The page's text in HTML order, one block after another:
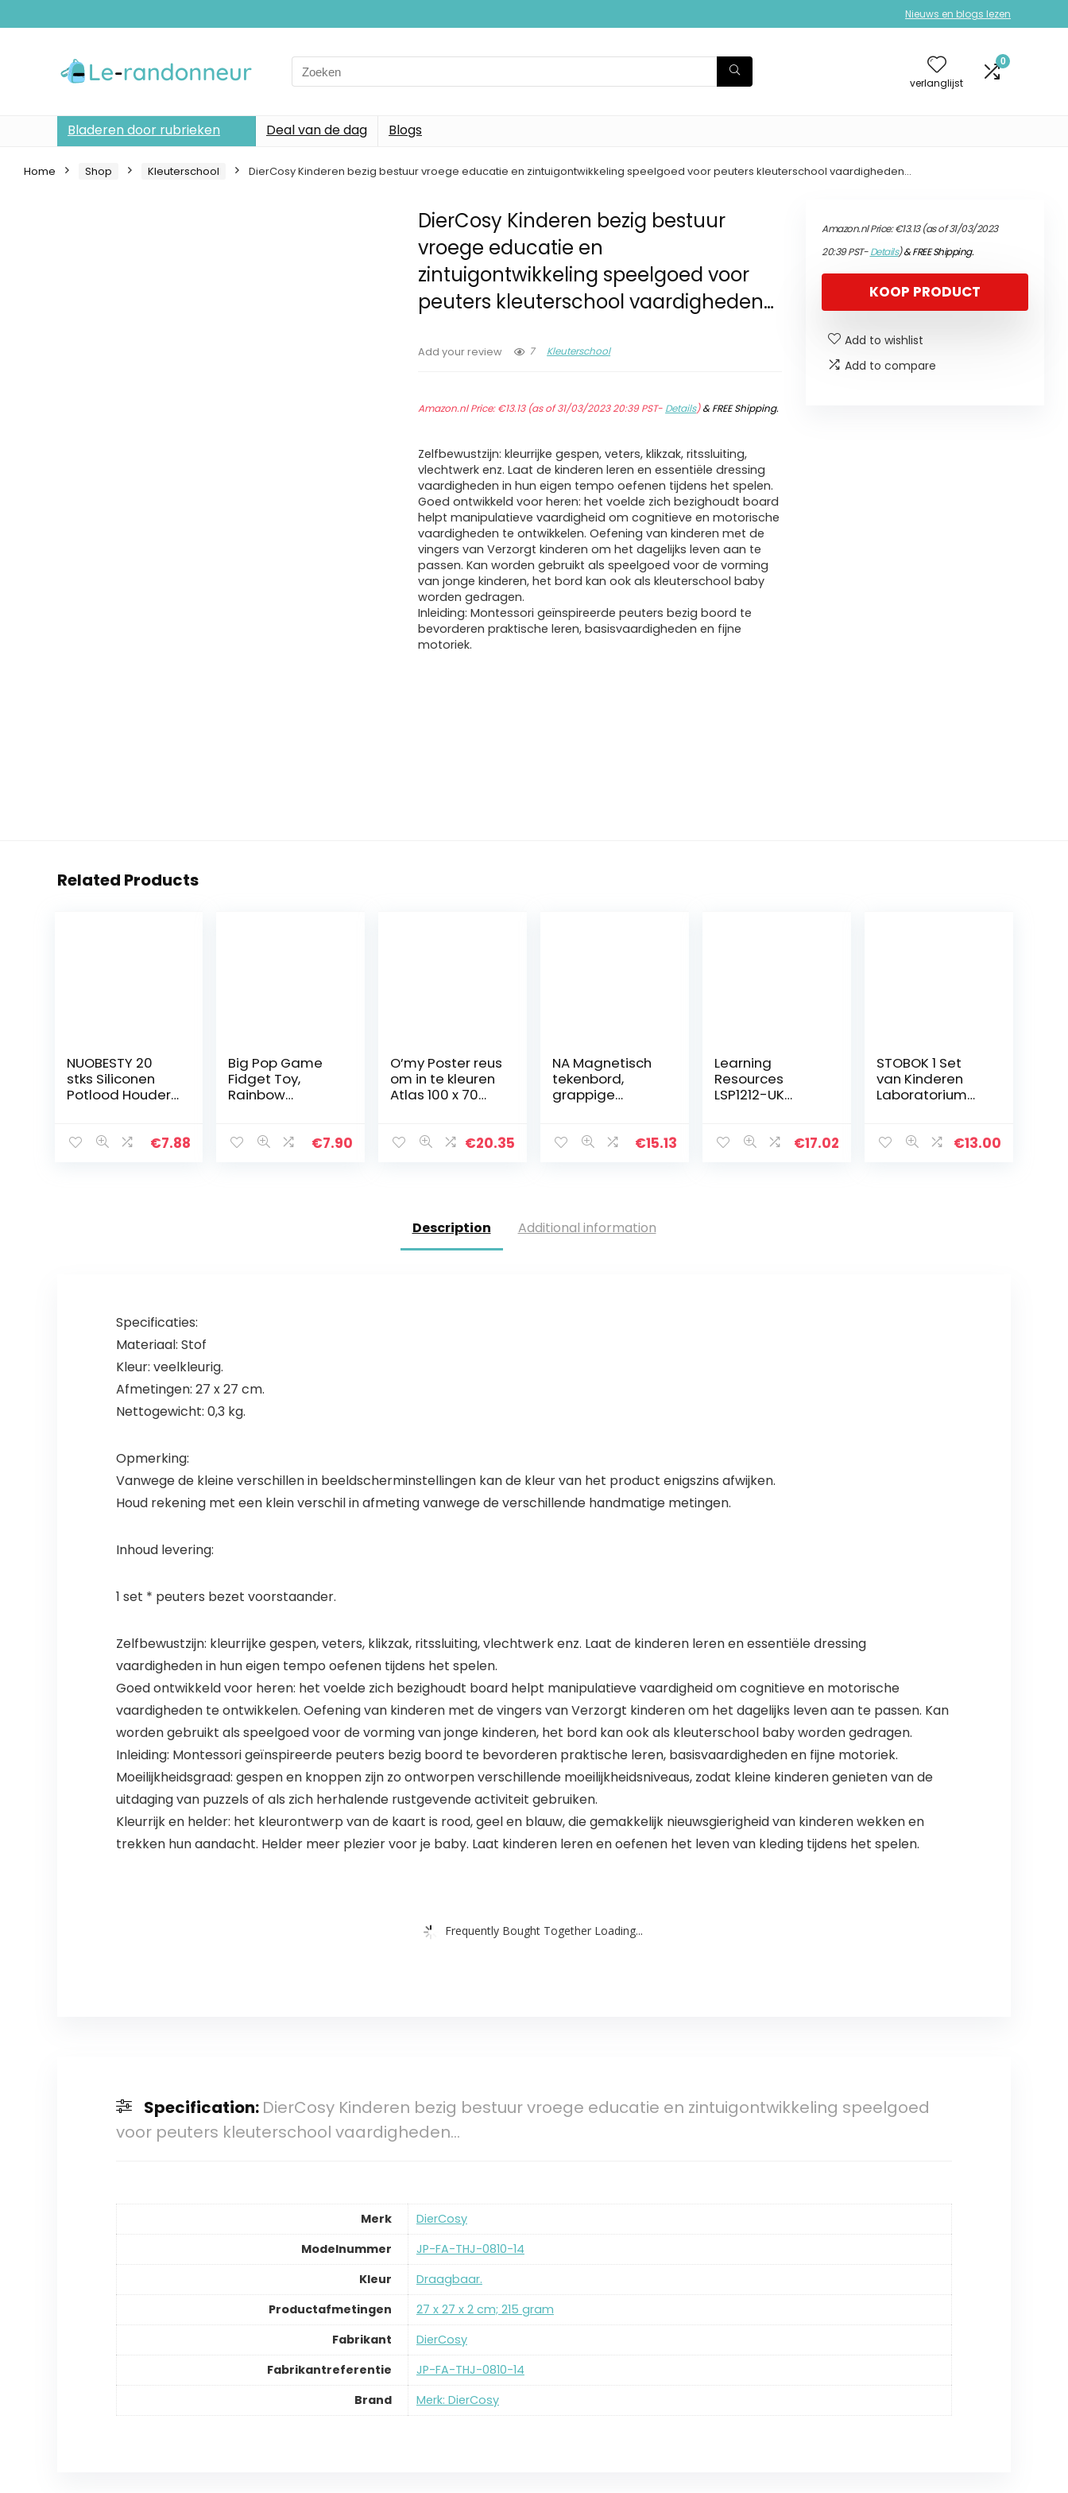
Nieuws en blogs lezen
Search
for:
verlanglijst
0
Bladeren door rubrieken Deal van de dag Blogs
Home Shop Kleuterschool DierCosy Kinderen bezig bestuur vroege educatie en zintuigontwikkeling speelgoed voor peuters kleuterschool vaardigheden…
DierCosy Kinderen bezig bestuur
vroege educatie en
zintuigontwikkeling speelgoed voor
peuters kleuterschool vaardigheden…
Add your review 7 Kleuterschool
Amazon.nl Price:€13.13(as of 31/03/2023 20:39 PST- Details)&FREE Shipping.
Zelfbewustzijn: kleurrijke gespen, veters, klikzak, ritssluiting,
vlechtwerk enz. Laat de kinderen leren en essentiële dressing
vaardigheden in hun eigen tempo oefenen tijdens het spelen.
Goed ontwikkeld voor heren: het voelde zich bezighoudt board
helpt manipulatieve vaardigheid om cognitieve en motorische
vaardigheden te ontwikkelen. Oefening van kinderen met de
vingers van Verzorgt kinderen om het dagelijks leven aan te
passen. Kan worden gebruikt als speelgoed voor de vorming
van jonge kinderen, het bord kan ook als kleuterschool baby
worden gedragen.
Inleiding: Montessori geïnspireerde peuters bezig boord te
bevorderen praktische leren, basisvaardigheden en fijne
motoriek.
Amazon.nl Price:€13.13(as of 31/03/2023
20:39 PST-Details)&FREE Shipping.
KOOP PRODUCT
Add to wishlist
Add to compare
Related Products
NUOBESTY 20
stks Siliconen
Potlood Houder
Kleuterschool€7.88
Big Pop Game
Fidget Toy,
Rainbow
Popper Fidget
€7.90
O’my Poster reus
om in te kleuren
Atlas 100 x 70
€20.35
NA Magnetisch
tekenbord,
grappige
Tekenen
€15.13
Learning
Resources
LSP1212-UK
€17.02
STOBOK 1 Set
van Kinderen
Laboratorium
Wetenschap Lab
€13.00
Description Additional information
Specificaties:
Materiaal: Stof
Kleur: veelkleurig.
Afmetingen: 27 x 27 cm.
Nettogewicht: 0,3 kg.
Opmerking:
Vanwege de kleine verschillen in beeldscherminstellingen kan de kleur van het product enigszins afwijken.
Houd rekening met een klein verschil in afmeting vanwege de verschillende handmatige metingen.
Inhoud levering:
1 set * peuters bezet voorstaander.
Zelfbewustzijn: kleurrijke gespen, veters, klikzak, ritssluiting, vlechtwerk enz. Laat de kinderen leren en essentiële dressing
vaardigheden in hun eigen tempo oefenen tijdens het spelen.
Goed ontwikkeld voor heren: het voelde zich bezighoudt board helpt manipulatieve vaardigheid om cognitieve en motorische
vaardigheden te ontwikkelen. Oefening van kinderen met de vingers van Verzorgt kinderen om het dagelijks leven aan te passen. Kan
worden gebruikt als speelgoed voor de vorming van jonge kinderen, het bord kan ook als kleuterschool baby worden gedragen.
Inleiding: Montessori geïnspireerde peuters bezig boord te bevorderen praktische leren, basisvaardigheden en fijne motoriek.
Moeilijkheidsgraad: gespen en knoppen zijn zo ontworpen verschillende moeilijkheidsniveaus, zodat kleine kinderen genieten van de
uitdaging van puzzels of als zich herhalende rustgevende activiteit gebruiken.
Kleurrijk en helder: het kleurontwerp van de kaart is rood, geel en blauw, die gemakkelijk nieuwsgierigheid van kinderen wekken en
trekken hun aandacht. Helder meer plezier voor je baby. Laat kinderen leren en oefenen het leven van kleding tijdens het spelen.
Frequently Bought Together Loading...
Specification: DierCosy Kinderen bezig bestuur vroege educatie en zintuigontwikkeling speelgoed
voor peuters kleuterschool vaardigheden…
Merk
‎DierCosy
Modelnummer
‎JP-FA-THJ-0810-14
Kleur
‎Draagbaar.
Productafmetingen
‎27 x 27 x 2 cm; 215 gram
Fabrikant
‎DierCosy
Fabrikantreferentie
‎JP-FA-THJ-0810-14
Brand
Merk: DierCosy